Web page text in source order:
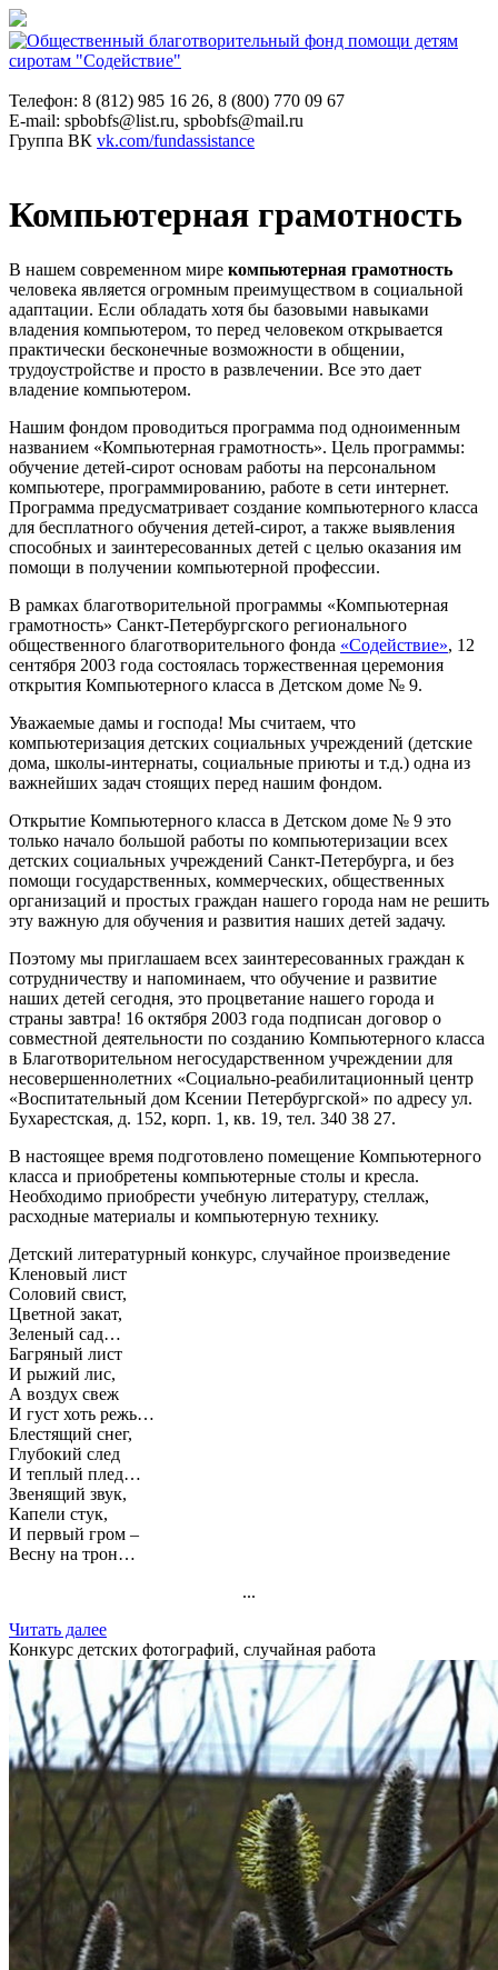
Телефон: 8 (812) 985 16 26, 8 (800) 770 09 67
E-mail: spbobfs@list.ru, spbobfs@mail.ru
Группа ВК vk.com/fundassistance
Компьютерная грамотность
В нашем современном мире компьютерная грамотность
человека является огромным преимуществом в социальной
адаптации. Если обладать хотя бы базовыми навыками
владения компьютером, то перед человеком открывается
практически бесконечные возможности в общении,
трудоустройстве и просто в развлечении. Все это дает
владение компьютером.
Нашим фондом проводиться программа под одноименным
названием «Компьютерная грамотность». Цель программы:
обучение детей-сирот основам работы на персональном
компьютере, программированию, работе в сети интернет.
Программа предусматривает создание компьютерного класса
для бесплатного обучения детей-сирот, а также выявления
способных и заинтересованных детей с целью оказания им
помощи в получении компьютерной профессии.
В рамках благотворительной программы «Компьютерная
грамотность» Санкт-Петербургского регионального
общественного благотворительного фонда «Содействие», 12
сентября 2003 года состоялась торжественная церемония
открытия Компьютерного класса в Детском доме № 9.
Уважаемые дамы и господа! Мы считаем, что
компьютеризация детских социальных учреждений (детские
дома, школы-интернаты, социальные приюты и т.д.) одна из
важнейших задач стоящих перед нашим фондом.
Открытие Компьютерного класса в Детском доме № 9 это
только начало большой работы по компьютеризации всех
детских социальных учреждений Санкт-Петербурга, и без
помощи государственных, коммерческих, общественных
организаций и простых граждан нашего города нам не решить
эту важную для обучения и развития наших детей задачу.
Поэтому мы приглашаем всех заинтересованных граждан к
сотрудничеству и напоминаем, что обучение и развитие
наших детей сегодня, это процветание нашего города и
страны завтра! 16 октября 2003 года подписан договор о
совместной деятельности по созданию Компьютерного класса
в Благотворительном негосударственном учреждении для
несовершеннолетних «Социально-реабилитационный центр
«Воспитательный дом Ксении Петербургской» по адресу ул.
Бухарестская, д. 152, корп. 1, кв. 19, тел. 340 38 27.
В настоящее время подготовлено помещение Компьютерного
класса и приобретены компьютерные столы и кресла.
Необходимо приобрести учебную литературу, стеллаж,
расходные материалы и компьютерную технику.
Детский литературный конкурс, случайное произведение
Кленовый лист
Соловий свист,
Цветной закат,
Зеленый сад…
Багряный лист
И рыжий лис,
А воздух свеж
И густ хоть режь…
Блестящий снег,
Глубокий след
И теплый плед…
Звенящий звук,
Капели стук,
И первый гром –
Весну на трон…
...
Читать далее
Конкурс детских фотографий, случайная работа